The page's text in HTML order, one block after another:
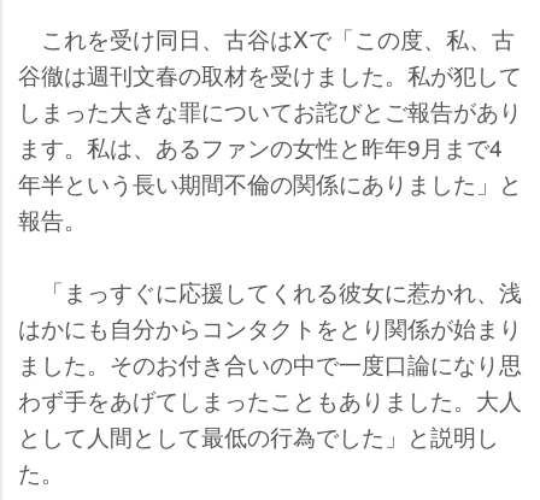
これを受け同日、古谷はXで「この度、私、古
谷徹は週刊文春の取材を受けました。私が犯して
しまった大きな罪についてお詫びとご報告があり
ます。私は、あるファンの女性と昨年9月まで4
年半という長い期間不倫の関係にありました」と
報告。
「まっすぐに応援してくれる彼女に惹かれ、浅
はかにも自分からコンタクトをとり関係が始まり
ました。そのお付き合いの中で一度口論になり思
わず手をあげてしまったこともありました。大人
として人間として最低の行為でした」と説明し
た。